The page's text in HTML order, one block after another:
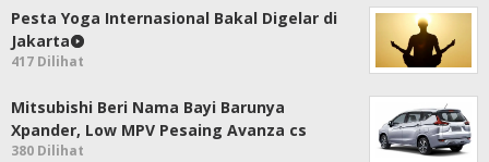
Pesta Yoga Internasional Bakal Digelar di
Jakarta
417 Dilihat
Mitsubishi Beri Nama Bayi Barunya
Xpander, Low MPV Pesaing Avanza cs
380 Dilihat